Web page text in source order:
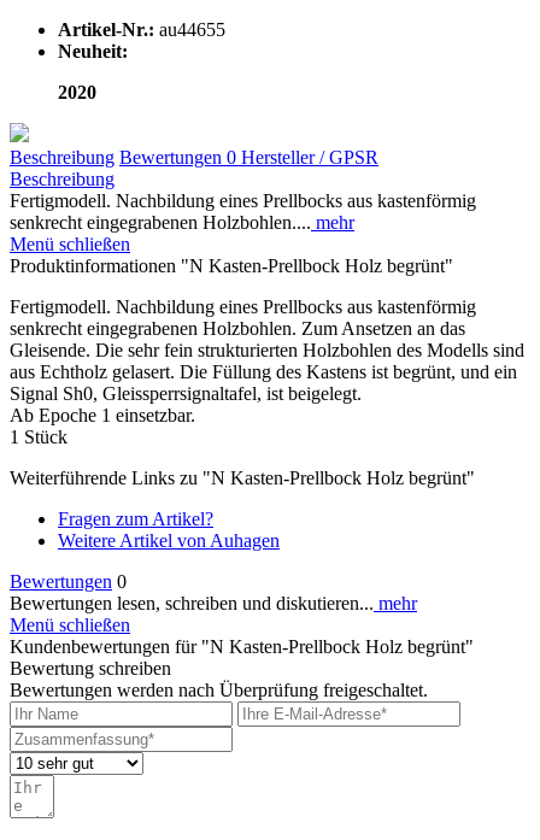
Artikel-Nr.: au44655
Neuheit:
2020
Beschreibung Bewertungen 0 Hersteller / GPSR
Beschreibung
Fertigmodell. Nachbildung eines Prellbocks aus kastenförmig
senkrecht eingegrabenen Holzbohlen.... mehr
Menü schließen
Produktinformationen "N Kasten-Prellbock Holz begrünt"
Fertigmodell. Nachbildung eines Prellbocks aus kastenförmig
senkrecht eingegrabenen Holzbohlen. Zum Ansetzen an das
Gleisende. Die sehr fein strukturierten Holzbohlen des Modells sind
aus Echtholz gelasert. Die Füllung des Kastens ist begrünt, und ein
Signal Sh0, Gleissperrsignaltafel, ist beigelegt.
Ab Epoche 1 einsetzbar.
1 Stück
Weiterführende Links zu "N Kasten-Prellbock Holz begrünt"
Fragen zum Artikel?
Weitere Artikel von Auhagen
Bewertungen 0
Bewertungen lesen, schreiben und diskutieren... mehr
Menü schließen
Kundenbewertungen für "N Kasten-Prellbock Holz begrünt"
Bewertung schreiben
Bewertungen werden nach Überprüfung freigeschaltet.